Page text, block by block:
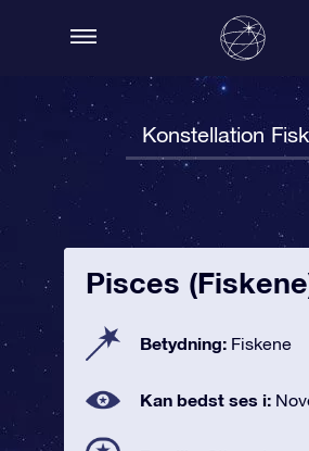
Konstellation
Pisces
Betydning: Fiskene
Kan bedst ses i: